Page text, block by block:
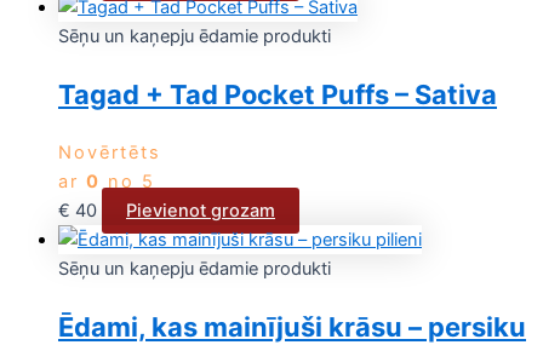
Sēņu un kaņepju ēdamie produkti
Tagad + Tad Pocket Puffs – Sativa
Novērtēts
ar 0 no 5
€ 40 Pievienot grozam
Sēņu un kaņepju ēdamie produkti
Ēdami, kas mainījuši krāsu – persiku